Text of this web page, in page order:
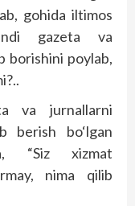
gohida iltimos
gazeta va
borishini poylab,
va jurnallarni
berish bo‘lgan
“Siz xizmat
nima qilib